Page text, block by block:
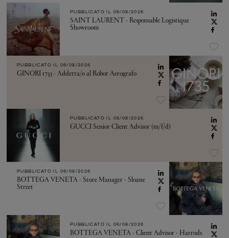
PUBBLICATO IL 06/08/2026
SAINT LAURENT - Responsable Logistique
Showroom
PUBBLICATO IL 06/08/2026
GINORI 1735 - Addetta/o al Robot Aerografo
PUBBLICATO IL 06/08/2026
GUCCI Senior Client Advisor (m/f/d)
PUBBLICATO IL 06/08/2026
BOTTEGA VENETA - Store Manager - Sloane
Street
PUBBLICATO IL 06/08/2026
BOTTEGA VENETA - Client Advisor - Harrods